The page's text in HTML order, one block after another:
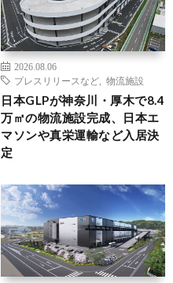
2026.08.06
プレスリリースなど
物流施設
日本GLPが神奈川・厚木で8.4
万㎡の物流施設完成、日本エ
マソンや真栄運輸など入居決
定